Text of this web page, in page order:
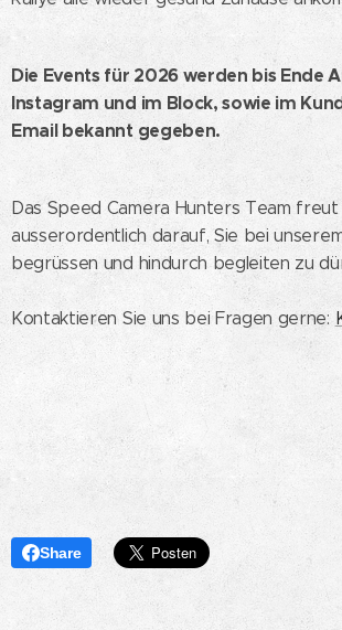
Die Events für 2026 werden bis Ende
Instagram und im Block, sowie im
Email bekannt gegeben.
Das Speed Camera Hunters Team freut
ausserordentlich darauf, Sie bei
begrüssen und hindurch begleiten zu
Kontaktieren Sie uns bei Fragen gerne:
Share